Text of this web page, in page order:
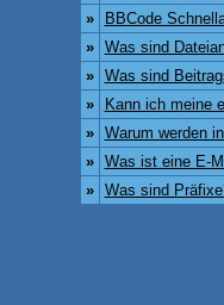
»
BBCode
»
Was sind
»
Was sind
»
Kann ich meine
»
Warum werden
»
Was ist eine E-
»
Was sind